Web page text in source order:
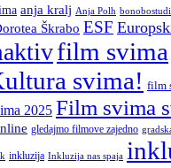
anja kralj Anja Polh
Škrabo ESF
film svima
svima! film
2025 Film svima
gledajmo filmove zajedno
inkluzija Inkluzija nas spaja